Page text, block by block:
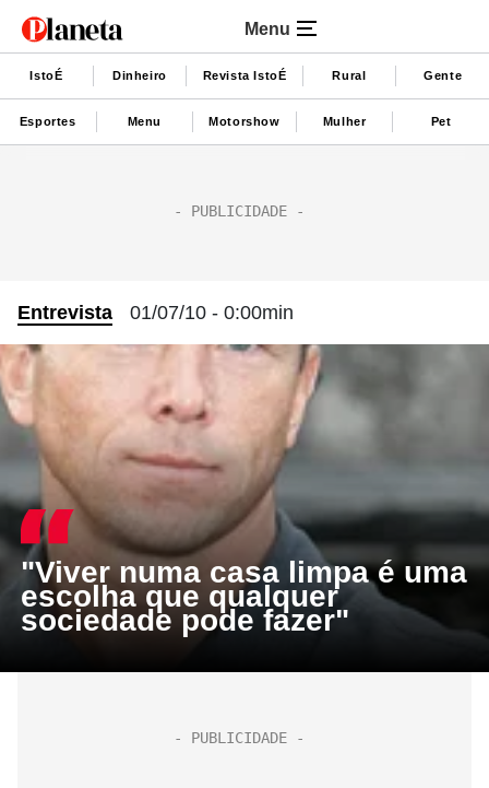
Menu
IstoÉ Dinheiro Revista IstoÉ Rural Gente
Esportes Menu Motorshow Mulher Pet
Entrevista 01/07/10 - 0:00min
"Viver numa casa limpa é uma
escolha que qualquer
sociedade pode fazer"